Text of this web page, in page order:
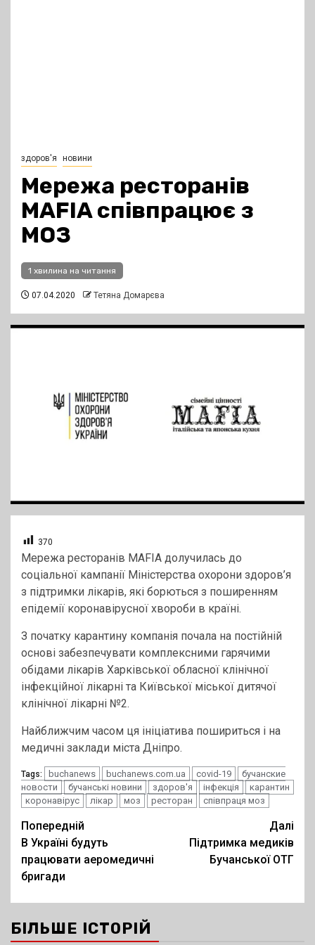
здоров'я новини
Мережа ресторанів
MAFIA співпрацює з
МОЗ
1 хвилина на читання
07.04.2020 Тетяна Домарєва
370
Мережа ресторанів MAFIA долучилась до
соціальної кампанії Міністерства охорони здоров’я
з підтримки лікарів, які борються з поширенням
епідемії коронавірусної хвороби в країні.
З початку карантину компанія почала на постійній
основі забезпечувати комплексними гарячими
обідами лікарів Харківської обласної клінічної
інфекційної лікарні та Київської міської дитячої
клінічної лікарні №2.
Найближчим часом ця ініціатива пошириться і на
медичні заклади міста Дніпро.
Tags: buchanews buchanews.com.ua covid-19
бучанские
новости
бучанські новини здоров'я інфекція
карантин
коронавірус
лікар моз ресторан співпраця моз
Post
navigation
Попередній
В Україні будуть
працювати аеромедичні
бригади
Далі
Підтримка медиків
Бучанської ОТГ
БІЛЬШЕ ІСТОРІЙ